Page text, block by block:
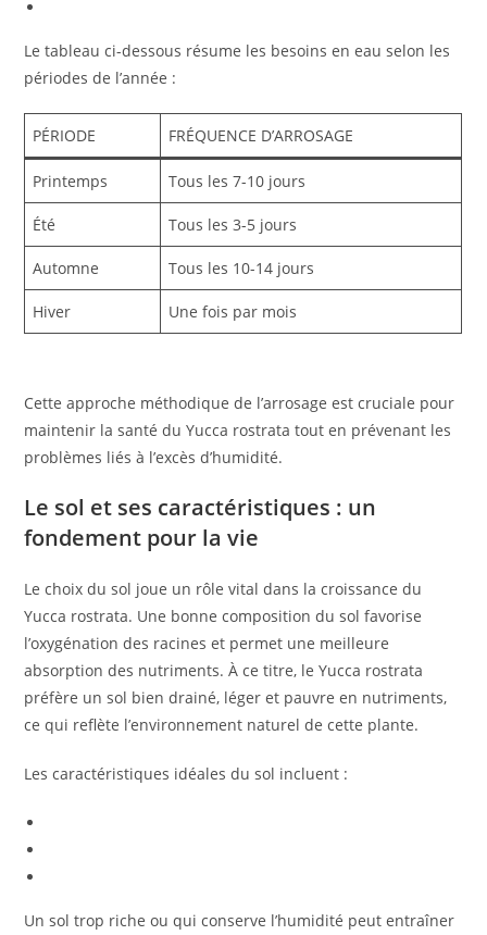
Le tableau ci-dessous résume les besoins en eau selon les
périodes de l’année :
PÉRIODE FRÉQUENCE D’ARROSAGE
Printemps Tous les 7-10 jours
Été Tous les 3-5 jours
Automne Tous les 10-14 jours
Hiver Une fois par mois
Cette approche méthodique de l’arrosage est cruciale pour
maintenir la santé du Yucca rostrata tout en prévenant les
problèmes liés à l’excès d’humidité.
Le sol et ses caractéristiques : un
fondement pour la vie
Le choix du sol joue un rôle vital dans la croissance du
Yucca rostrata. Une bonne composition du sol favorise
l’oxygénation des racines et permet une meilleure
absorption des nutriments. À ce titre, le Yucca rostrata
préfère un sol bien drainé, léger et pauvre en nutriments,
ce qui reflète l’environnement naturel de cette plante.
Les caractéristiques idéales du sol incluent :
Un sol trop riche ou qui conserve l’humidité peut entraîner